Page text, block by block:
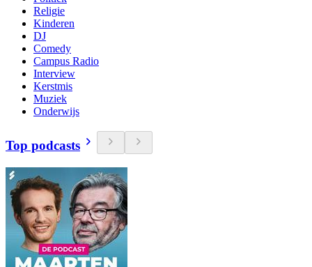
Religie
Kinderen
DJ
Comedy
Campus Radio
Interview
Kerstmis
Muziek
Onderwijs
Top podcasts